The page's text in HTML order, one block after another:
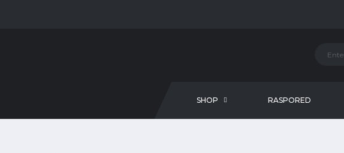
SHOP RASPORED